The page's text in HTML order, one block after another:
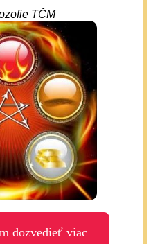
TČM
dozvedieť viac